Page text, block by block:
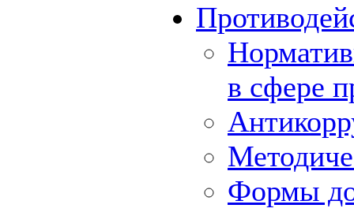
в сфере
Формы